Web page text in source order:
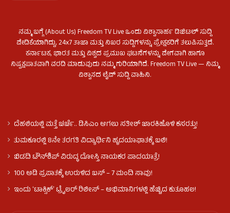
ನಮ್ಮ ಬಗ್ಗೆ (About Us) Freedom TV Live ಒಂದು ವಿಶ್ವಾಸಾರ್ಹ ಡಿಜಿಟಲ್ ಸುದ್ದಿ
ವೇದಿಕೆಯಾಗಿದ್ದು, 24x7 ತಾಜಾ ಮತ್ತು ನಿಖರ ಸುದ್ದಿಗಳನ್ನು ಪ್ರೇಕ್ಷಕರಿಗೆ ತಲುಪಿಸುತ್ತದೆ.
ಕರ್ನಾಟಕ, ಭಾರತ ಮತ್ತು ವಿಶ್ವದ ಪ್ರಮುಖ ಘಟನೆಗಳನ್ನು ವೇಗವಾಗಿ ಹಾಗೂ
ನಿಷ್ಪಕ್ಷಪಾತವಾಗಿ ವರದಿ ಮಾಡುವುದು ನಮ್ಮ ಗುರಿಯಾಗಿದೆ. Freedom TV Live — ನಿಮ್ಮ
ವಿಶ್ವಾಸದ ಲೈವ್ ಸುದ್ದಿ ವಾಹಿನಿ.
ದೆಹಲಿಯಲ್ಲಿ ಮತ್ತೆ ಚರ್ಚೆ.. ಡಿಸಿಎಂ ಆಗಲು ಸತೀಶ್ ಜಾರಕಿಹೊಳಿ ಕಸರತ್ತು!
ತುಮಕೂರಲ್ಲಿ 8ನೇ ತರಗತಿ ವಿದ್ಯಾರ್ಥಿನಿ ಹೃದಯಾಘಾತಕ್ಕೆ ಬಲಿ!
ಬಿಡದಿ ಟೌನ್‌ಶಿಪ್‌ ವಿರುದ್ಧ ದೋಸ್ತಿ ನಾಯಕರ ಪಾದಯಾತ್ರೆ!
100 ಅಡಿ ಪ್ರಪಾತಕ್ಕೆ ಉರುಳಿದ ಬಸ್‌ – 7 ಮಂದಿ ಸಾವು!
ಇಂದು ʻಟಾಕ್ಸಿಕ್ʼ ಟ್ರೈಲರ್ ರಿಲೀಸ್‌ – ಅಭಿಮಾನಿಗಳಲ್ಲಿ ಹೆಚ್ಚಿದ ಕುತೂಹಲ!